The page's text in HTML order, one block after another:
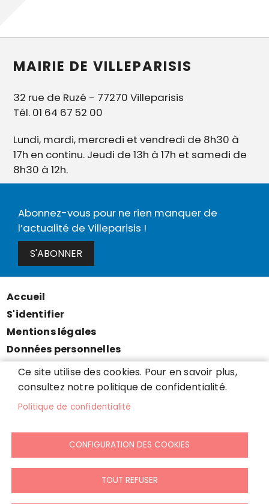
MAIRIE DE VILLEPARISIS
32 rue de Ruzé - 77270 Villeparisis
Tél. 01 64 67 52 00
Lundi, mardi, mercredi et vendredi de 8h30 à
17h en continu. Jeudi de 13h à 17h et samedi de
8h30 à 12h.
Abonnez-vous pour ne rien manquer de
l’actualité de Villeparisis !
S'ABONNER
Menu
Pied
de
page
Accueil
S'identifier
Mentions légales
Données personnelles
Accessibilité : partiellement conforme
Cookies
Contact
Plan du site
Ce site utilise des cookies. Pour en savoir plus,
consultez notre politique de confidentialité.
Politique de confidentialité
CONFIGURATION DES COOKIES
TOUT REFUSER